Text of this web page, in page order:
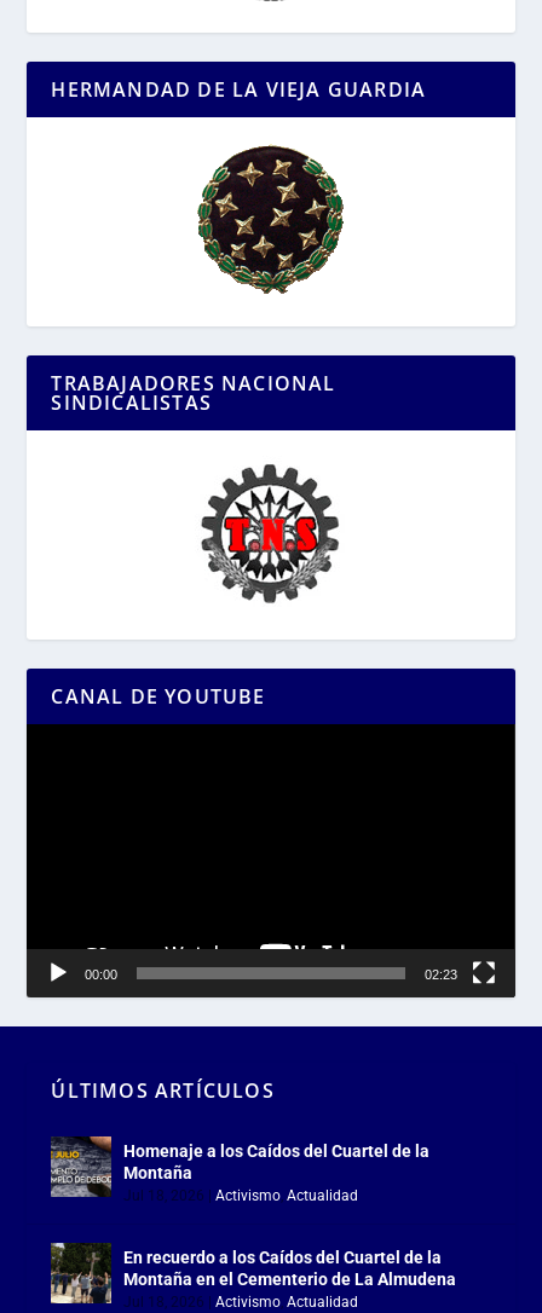
HERMANDAD DE LA VIEJA GUARDIA
TRABAJADORES NACIONAL
SINDICALISTAS
CANAL DE YOUTUBE
00:00 02:23
ÚLTIMOS ARTÍCULOS
Homenaje a los Caídos del Cuartel de la
Montaña
Jul 18, 2026 |Activismo,Actualidad
En recuerdo a los Caídos del Cuartel de la
Montaña en el Cementerio de La Almudena
Jul 18, 2026 |Activismo,Actualidad